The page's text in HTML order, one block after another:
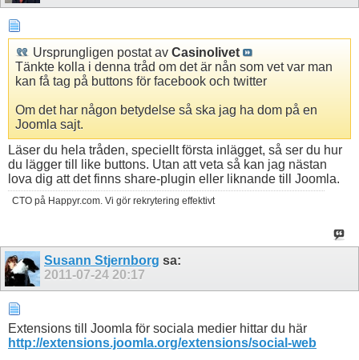
Ursprungligen postat av Casinolivet
Tänkte kolla i denna tråd om det är nån som vet var man
kan få tag på buttons för facebook och twitter
Om det har någon betydelse så ska jag ha dom på en
Joomla sajt.
Läser du hela tråden, speciellt första inlägget, så ser du hur
du lägger till like buttons. Utan att veta så kan jag nästan
lova dig att det finns share-plugin eller liknande till Joomla.
CTO på Happyr.com. Vi gör rekrytering effektivt
Susann Stjernborg sa:
2011-07-24 20:17
Extensions till Joomla för sociala medier hittar du här
http://extensions.joomla.org/extensions/social-web